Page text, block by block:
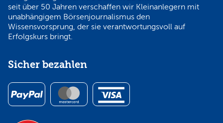
seit über 50 Jahren verschaffen wir Kleinanlegern mit
unabhängigem Börsenjournalismus den
Wissensvorsprung, der sie verantwortungsvoll auf
Erfolgskurs bringt.
Sicher bezahlen